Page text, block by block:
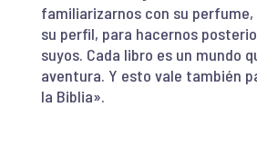
familiarizarnos con su
su perfil, para hacernos
suyos. Cada libro es un mundo
aventura. Y esto vale también
la Biblia».